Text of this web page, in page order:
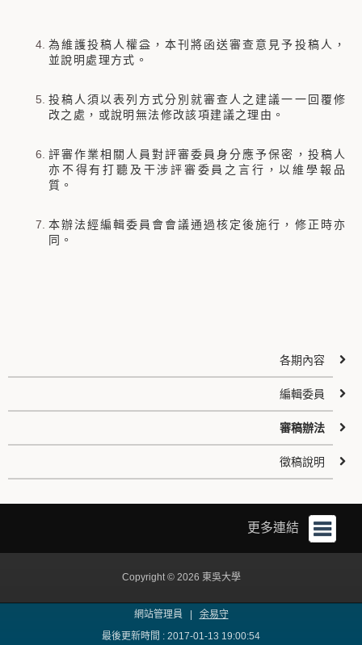
為維護投稿人權益，本刊將函送審查意見予投稿人，
並說明處理方式。
投稿人須以表列方式分別就審查人之建議一一回覆修
改之處，或說明無法修改該項建議之理由。
評審作業相關人員對評審委員身分應予保密，投稿人
亦不得有打聽及干涉評審委員之言行，以維學報品
質。
本辦法經編輯委員會會議通過核定後施行，修正時亦
同。
各期內容
編輯委員
審稿辦法
徵稿說明
更多連結
Copyright © 2026 東吳大學
網站管理員 | 余易守
最後更新時間 : 2017-01-13 19:00:54